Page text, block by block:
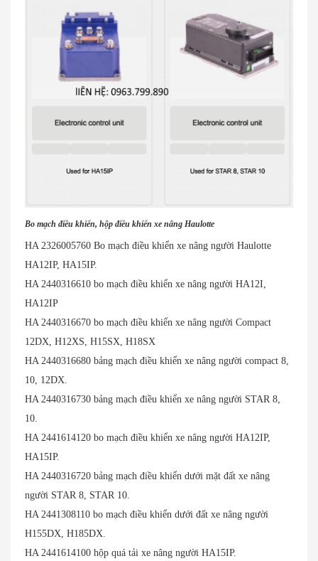
Bo mạch điều khiển, hộp điều khiển xe nâng Haulotte
HA 2326005760 Bo mạch điều khiển xe nâng người Haulotte
HA12IP, HA15IP.
HA 2440316610 bo mạch điều khiển xe nâng người HA12I,
HA12IP
HA 2440316670 bo mạch điều khiển xe nâng người Compact
12DX, H12XS, H15SX, H18SX
HA 2440316680 bảng mạch điều khiển xe nâng người compact 8,
10, 12DX.
HA 2440316730 bảng mạch điều khiển xe nâng người STAR 8,
10.
HA 2441614120 bo mạch điều khiển xe nâng người HA12IP,
HA15IP.
HA 2440316720 bảng mạch điều khiển dưới mặt đất xe nâng
người STAR 8, STAR 10.
HA 2441308110 bo mạch điều khiển dưới đất xe nâng người
H155DX, H185DX.
HA 2441614100 hộp quá tải xe nâng người HA15IP.